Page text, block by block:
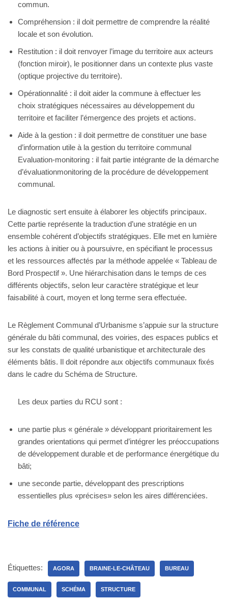
commun.
Compréhension : il doit permettre de comprendre la réalité
locale et son évolution.
Restitution : il doit renvoyer l’image du territoire aux acteurs
(fonction miroir), le positionner dans un contexte plus vaste
(optique projective du territoire).
Opérationnalité : il doit aider la commune à effectuer les
choix stratégiques nécessaires au développement du
territoire et faciliter l’émergence des projets et actions.
Aide à la gestion : il doit permettre de constituer une base
d’information utile à la gestion du territoire communal
Evaluation-monitoring : il fait partie intégrante de la démarche
d’évaluationmonitoring de la procédure de développement
communal.
Le diagnostic sert ensuite à élaborer les objectifs principaux.
Cette partie représente la traduction d’une stratégie en un
ensemble cohérent d’objectifs stratégiques. Elle met en lumière
les actions à initier ou à poursuivre, en spécifiant le processus
et les ressources affectés par la méthode appelée « Tableau de
Bord Prospectif ». Une hiérarchisation dans le temps de ces
différents objectifs, selon leur caractère stratégique et leur
faisabilité à court, moyen et long terme sera effectuée.
Le Règlement Communal d’Urbanisme s’appuie sur la structure
générale du bâti communal, des voiries, des espaces publics et
sur les constats de qualité urbanistique et architecturale des
éléments bâtis. Il doit répondre aux objectifs communaux fixés
dans le cadre du Schéma de Structure.
Les deux parties du RCU sont :
une partie plus « générale » développant prioritairement les
grandes orientations qui permet d’intégrer les préoccupations
de développement durable et de performance énergétique du
bâti;
une seconde partie, développant des prescriptions
essentielles plus «précises» selon les aires différenciées.
Fiche de référence
Étiquettes: AGORA BRAINE-LE-CHÂTEAU BUREAU
COMMUNAL SCHÉMA STRUCTURE